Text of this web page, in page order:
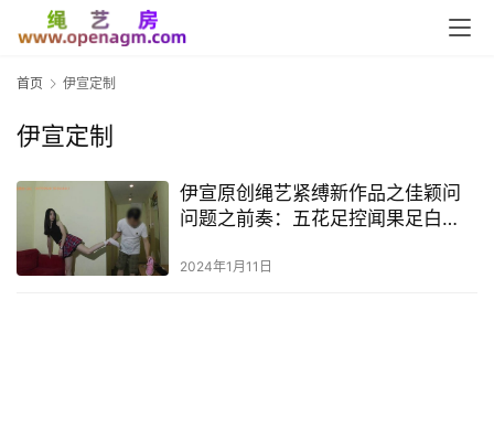
首页 伊宣定制
伊宣定制
伊宣原创绳艺紧缚新作品之佳颖问
问题之前奏：五花足控闻果足白
2024年1月11日